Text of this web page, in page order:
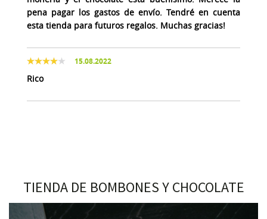
pena pagar los gastos de envío. Tendré en cuenta
esta tienda para futuros regalos. Muchas gracias!
15.08.2022
Rico
TIENDA DE BOMBONES Y CHOCOLATE